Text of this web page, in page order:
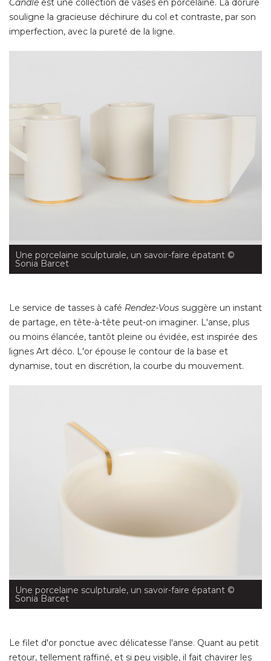
Candle est une collection de vases en porcelaine. La dorure
souligne la gracieuse déchirure du col et contraste, par son
imperfection, avec la pureté de la ligne.
Une porcelaine sculpturale, un savoir-faire épatant ©
Sonia Barcet
Le service de tasses à café Rendez-Vous suggère un instant
de partage, en tête-à-tête peut-on imaginer. L'anse, plus
ou moins élancée, tantôt pleine ou évidée, est inspirée des
lignes Art déco. L'or épouse le contour de la base et
dynamise, tout en discrétion, la courbe du mouvement.
Une porcelaine sculpturale, un savoir-faire épatant ©
Sonia Barcet
Le filet d'or ponctue avec délicatesse l'anse. Quant au petit
retour, tellement raffiné, et si peu visible, il fait chavirer les